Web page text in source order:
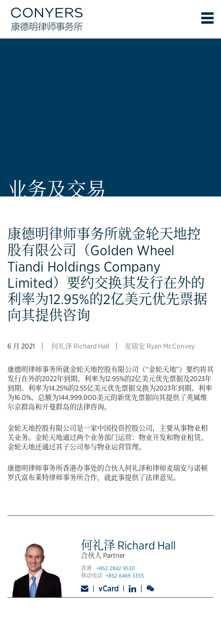
业务及交易
康德明律师事务所就金轮天地控
股有限公司（Golden Wheel
Tiandi Holdings Company
Limited）要约交换其发行在外的
利率为12.95%的2亿美元优先票据
向其提供咨询
6 月 2021 何礼泽 Richard Hall 麦瑞安 Ryan McConvey
康德明律师事务所就金轮天地控股有限公司（“金轮天地”）要约将其
发行在外的2022年到期、利率为12.95%的2亿美元优先票据及2023年
到期、利率为14.25%的2.55亿美元优先票据交换为2023年到期、利率
为16.0%、总额为144,999,000美元的新优先票据向其提供了英属维
尔京群岛和开曼群岛的法律咨询。
金轮天地控股有限公司是一家中国投资控股公司，主要从事物业相
关业务。金轮天地通过两个业务部门运营：物业开发和物业租赁。
金轮天地还通过其子公司参与物业运营管理。
康德明律师事务所香港办事处的合伙人何礼泽和律师麦瑞安与诺顿
罗氏富布莱特律师事务所合作，就此事提供了法律意见。
何礼泽 Richard Hall
合伙人 Partner
香港+852 2842 9530
移动电话+852 6469 3355